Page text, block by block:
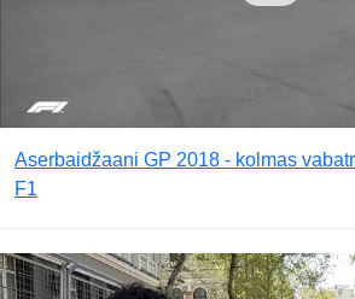
Aserbaidžaani GP 2018 - kolmas
F1